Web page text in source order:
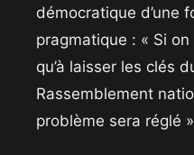
démocratique d’une
pragmatique : « Si
qu’à laisser les clés
Rassemblement
problème sera réglé